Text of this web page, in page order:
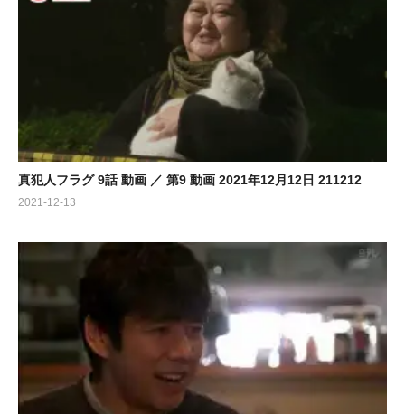
真犯人フラグ 9話 動画 ／ 第9 動画 2021年12月12日 211212
2021-12-13